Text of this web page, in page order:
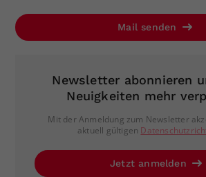
Mail senden
Newsletter abonnieren
Neuigkeiten mehr
Mit der Anmeldung zum Newsletter
aktuell gültigen
Jetzt anmelden